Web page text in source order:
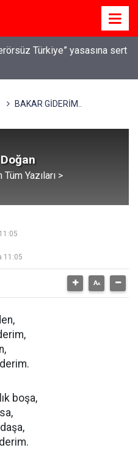
Türkiye” yasasına sert
karşı denetimler
BAKAR GİDERİM..
Tüm Yazıları >
11:05
boşa,